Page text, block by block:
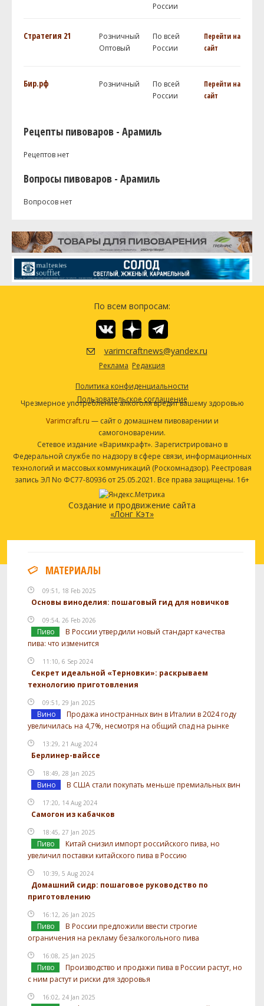
России
Стратегия 21
Розничный
Оптовый
По всей
России
Перейти на
сайт
Бир.рф Розничный
По всей
России
Перейти на
сайт
Рецепты пивоваров - Арамиль
Рецептов нет
Вопросы пивоваров - Арамиль
Вопросов нет
По всем вопросам:
varimcraftnews@yandex.ru
Реклама Редакция
Политика конфиденциальности
Пользовательское соглашение
Чрезмерное употребление алкоголя вредит вашему здоровью
Varimcraft.ru — сайт о домашнем пивоварении и
самогоноварении.
Сетевое издание «Варимкрафт». Зарегистрировано в
Федеральной службе по надзору в сфере связи, информационных
технологий и массовых коммуникаций (Роскомнадзор). Реестровая
запись ЭЛ No ФС77-80936 от 25.05.2021. Все права защищены. 16+
Создание и продвижение сайта
«Лонг Кэт»
МАТЕРИАЛЫ
09:51, 18 Feb 2025
Основы виноделия: пошаговый гид для новичков
09:54, 26 Feb 2026
Пиво
В России утвердили новый стандарт качества
пива: что изменится
11:10, 6 Sep 2024
Секрет идеальной «Терновки»: раскрываем
технологию приготовления
09:51, 29 Jan 2025
Вино
Продажа иностранных вин в Италии в 2024 году
увеличилась на 4,7%, несмотря на общий спад на рынке
13:29, 21 Aug 2024
Берлинер-вайссе
18:49, 28 Jan 2025
Вино В США стали покупать меньше премиальных вин
17:20, 14 Aug 2024
Самогон из кабачков
18:45, 27 Jan 2025
Пиво
Китай снизил импорт российского пива, но
увеличил поставки китайского пива в Россию
10:39, 5 Aug 2024
Домашний сидр: пошаговое руководство по
приготовлению
16:12, 26 Jan 2025
Пиво
В России предложили ввести строгие
ограничения на рекламу безалкогольного пива
16:08, 25 Jan 2025
Пиво
Производство и продажи пива в России растут, но
с ним растут и риски для здоровья
16:02, 24 Jan 2025